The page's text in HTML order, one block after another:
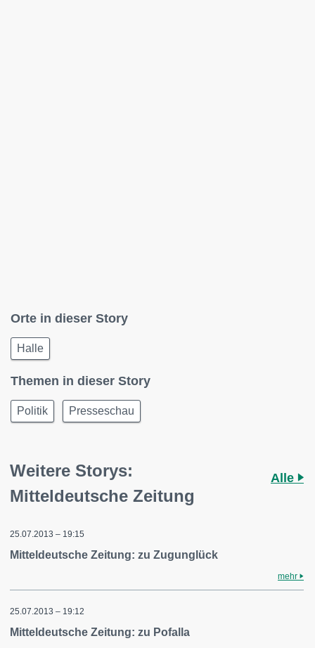
Orte in dieser Story
Halle
Themen in dieser Story
Politik Presseschau
Weitere Storys:
Mitteldeutsche Zeitung
Alle
25.07.2013 – 19:15
Mitteldeutsche Zeitung: zu Zugunglück
mehr
25.07.2013 – 19:12
Mitteldeutsche Zeitung: zu Pofalla